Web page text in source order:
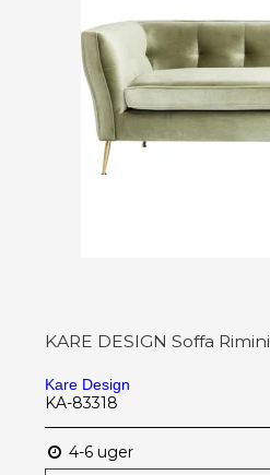
KARE DESIGN Soffa
Kare Design
KA-83318
4-6 uger